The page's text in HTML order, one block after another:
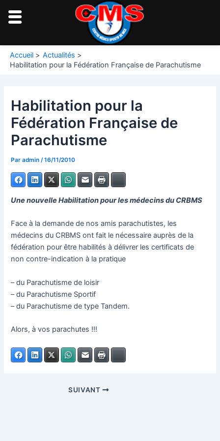
Accueil
Actualités
Habilitation pour la Fédération Française de Parachutisme
Habilitation pour la
Fédération Française de
Parachutisme
Paradmin /16/11/2010
FacebookLinkedIn WhatsApp
E-mail
Une nouvelle Habilitation pour les médecins du CRBMS
Face à la demande de nos amis parachutistes, les
médecins du CRBMS ont fait le nécessaire auprès de la
fédération pour être habilités à délivrer les certificats de
non contre-indication à la pratique
– du Parachutisme de loisir
– du Parachutisme Sportif
– du Parachutisme de type Tandem.
Alors, à vos parachutes !!!
FacebookLinkedIn WhatsApp
E-mail
Navigation
des
SUIVANT